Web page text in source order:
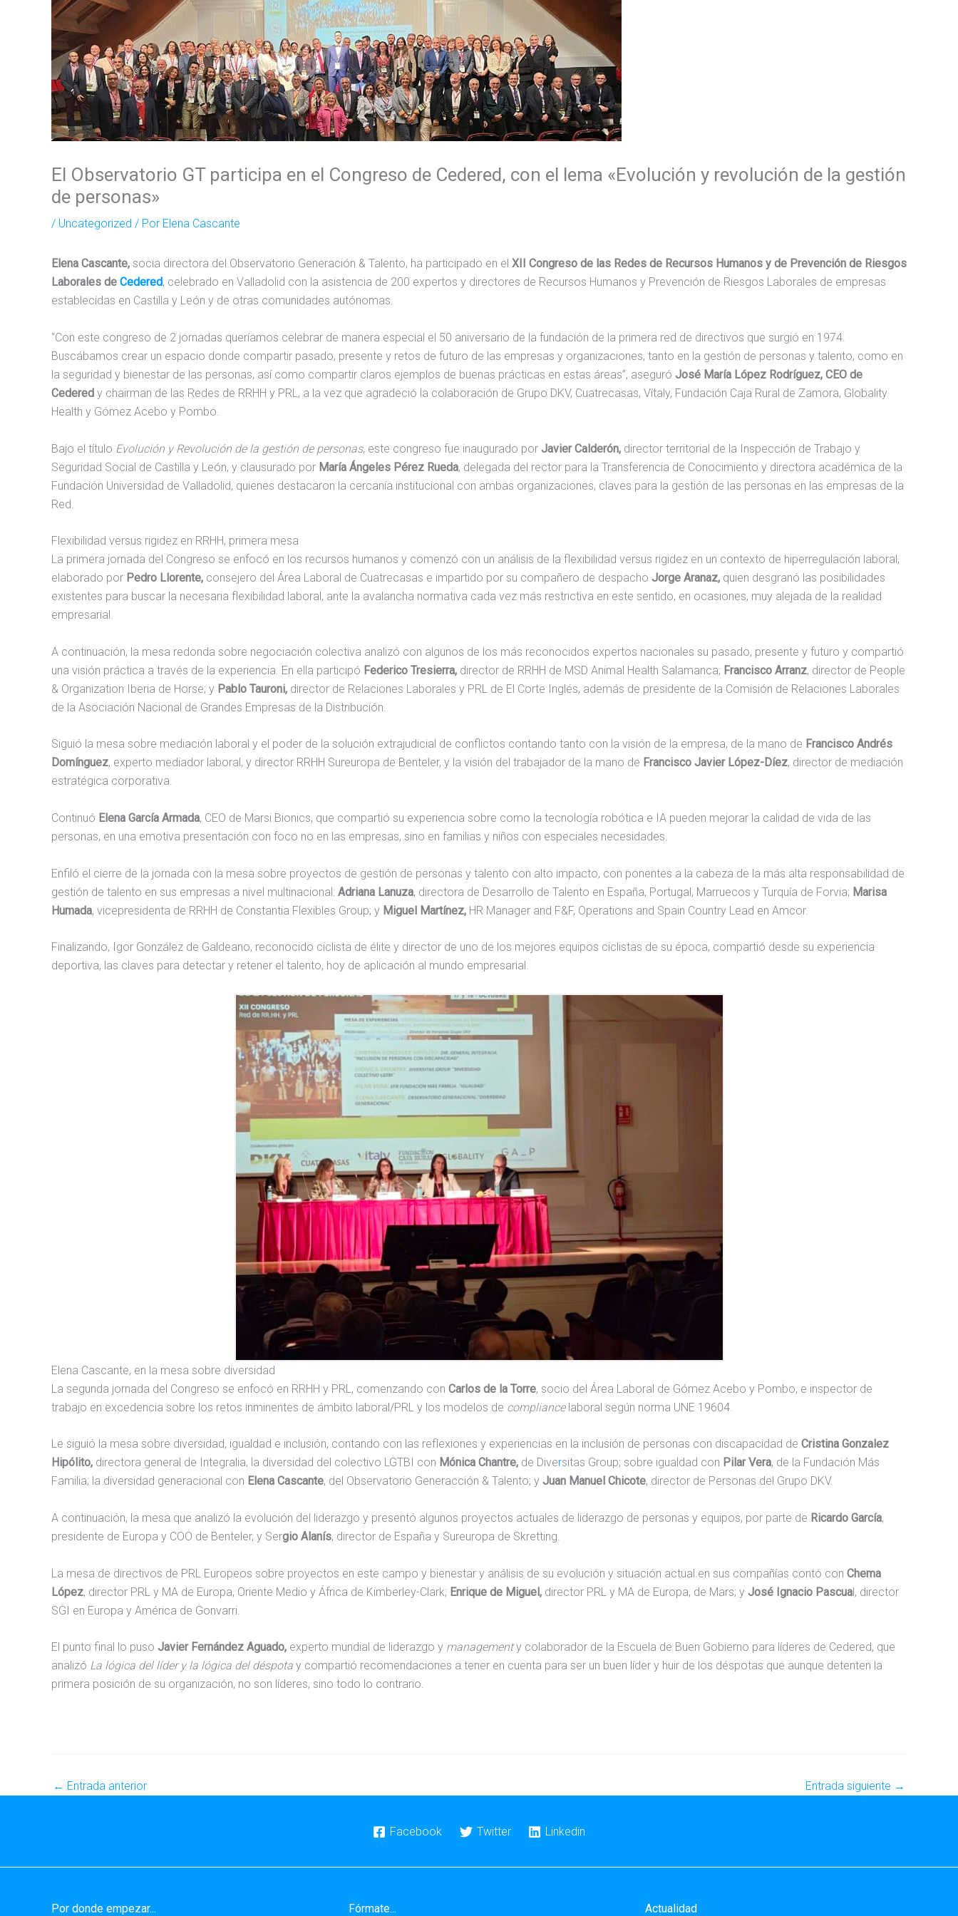
El Observatorio GT participa en el Congreso de Cedered, con el lema «Evolución y revolución de la gestión
de personas»
/ Uncategorized / Por Elena Cascante
Elena Cascante, socia directora del Observatorio Generación & Talento, ha participado en el XII Congreso de las Redes de Recursos Humanos y de Prevención de Riesgos
Laborales de Cedered, celebrado en Valladolid con la asistencia de 200 expertos y directores de Recursos Humanos y Prevención de Riesgos Laborales de empresas
establecidas en Castilla y León y de otras comunidades autónomas.
“Con este congreso de 2 jornadas queríamos celebrar de manera especial el 50 aniversario de la fundación de la primera red de directivos que surgió en 1974.
Buscábamos crear un espacio donde compartir pasado, presente y retos de futuro de las empresas y organizaciones, tanto en la gestión de personas y talento, como en
la seguridad y bienestar de las personas, así como compartir claros ejemplos de buenas prácticas en estas áreas”, aseguró José María López Rodríguez, CEO de
Cedered y chairman de las Redes de RRHH y PRL, a la vez que agradeció la colaboración de Grupo DKV, Cuatrecasas, Vítaly, Fundación Caja Rural de Zamora, Globality
Health y Gómez Acebo y Pombo.
Bajo el título Evolución y Revolución de la gestión de personas, este congreso fue inaugurado por Javier Calderón, director territorial de la Inspección de Trabajo y
Seguridad Social de Castilla y León, y clausurado por María Ángeles Pérez Rueda, delegada del rector para la Transferencia de Conocimiento y directora académica de la
Fundación Universidad de Valladolid, quienes destacaron la cercanía institucional con ambas organizaciones, claves para la gestión de las personas en las empresas de la
Red.
Flexibilidad versus rigidez en RRHH, primera mesa
La primera jornada del Congreso se enfocó en los recursos humanos y comenzó con un análisis de la flexibilidad versus rigidez en un contexto de hiperregulación laboral,
elaborado por Pedro Llorente, consejero del Área Laboral de Cuatrecasas e impartido por su compañero de despacho Jorge Aranaz, quien desgranó las posibilidades
existentes para buscar la necesaria flexibilidad laboral, ante la avalancha normativa cada vez más restrictiva en este sentido, en ocasiones, muy alejada de la realidad
empresarial.
A continuación, la mesa redonda sobre negociación colectiva analizó con algunos de los más reconocidos expertos nacionales su pasado, presente y futuro y compartió
una visión práctica a través de la experiencia. En ella participó Federico Tresierra, director de RRHH de MSD Animal Health Salamanca; Francisco Arranz, director de People
& Organization Iberia de Horse; y Pablo Tauroni, director de Relaciones Laborales y PRL de El Corte Inglés, además de presidente de la Comisión de Relaciones Laborales
de la Asociación Nacional de Grandes Empresas de la Distribución.
Siguió la mesa sobre mediación laboral y el poder de la solución extrajudicial de conflictos contando tanto con la visión de la empresa, de la mano de Francisco Andrés
Domínguez, experto mediador laboral, y director RRHH Sureuropa de Benteler, y la visión del trabajador de la mano de Francisco Javier López-Díez, director de mediación
estratégica corporativa.
Continuó Elena García Armada, CEO de Marsi Bionics, que compartió su experiencia sobre como la tecnología robótica e IA pueden mejorar la calidad de vida de las
personas, en una emotiva presentación con foco no en las empresas, sino en familias y niños con especiales necesidades.
Enfiló el cierre de la jornada con la mesa sobre proyectos de gestión de personas y talento con alto impacto, con ponentes a la cabeza de la más alta responsabilidad de
gestión de talento en sus empresas a nivel multinacional: Adriana Lanuza, directora de Desarrollo de Talento en España, Portugal, Marruecos y Turquía de Forvia; Marisa
Humada, vicepresidenta de RRHH de Constantia Flexibles Group; y Miguel Martínez, HR Manager and F&F, Operations and Spain Country Lead en Amcor.
Finalizando, Igor González de Galdeano, reconocido ciclista de élite y director de uno de los mejores equipos ciclistas de su época, compartió desde su experiencia
deportiva, las claves para detectar y retener el talento, hoy de aplicación al mundo empresarial.
Elena Cascante, en la mesa sobre diversidad
La segunda jornada del Congreso se enfocó en RRHH y PRL, comenzando con Carlos de la Torre, socio del Área Laboral de Gómez Acebo y Pombo, e inspector de
trabajo en excedencia sobre los retos inminentes de ámbito laboral/PRL y los modelos de compliancelaboral según norma UNE 19604.
Le siguió la mesa sobre diversidad, igualdad e inclusión, contando con las reflexiones y experiencias en la inclusión de personas con discapacidad de Cristina Gonzalez
Hipólito, directora general de Integralia, la diversidad del colectivo LGTBI con Mónica Chantre, de Diversitas Group; sobre igualdad con Pilar Vera, de la Fundación Más
Familia; la diversidad generacional con Elena Cascante, del Observatorio Generacción & Talento; y Juan Manuel Chicote, director de Personas del Grupo DKV.
A continuación, la mesa que analizó la evolución del liderazgo y presentó algunos proyectos actuales de liderazgo de personas y equipos, por parte de Ricardo García,
presidente de Europa y COO de Benteler, y Sergio Alanís, director de España y Sureuropa de Skretting.
La mesa de directivos de PRL Europeos sobre proyectos en este campo y bienestar y análisis de su evolución y situación actual en sus compañías contó con Chema
López, director PRL y MA de Europa, Oriente Medio y África de Kimberley-Clark; Enrique de Miguel, director PRL y MA de Europa, de Mars; y José Ignacio Pascual, director
SGI en Europa y América de Gonvarri.
El punto final lo puso Javier Fernández Aguado, experto mundial de liderazgo y managementy colaborador de la Escuela de Buen Gobierno para líderes de Cedered, que
analizó La lógica del líder y la lógica del déspota y compartió recomendaciones a tener en cuenta para ser un buen líder y huir de los déspotas que aunque detenten la
primera posición de su organización, no son líderes, sino todo lo contrario.
← Entrada anterior Entrada siguiente →
Facebook Twitter Linkedin
Por donde empezar... Fórmate... Actualidad